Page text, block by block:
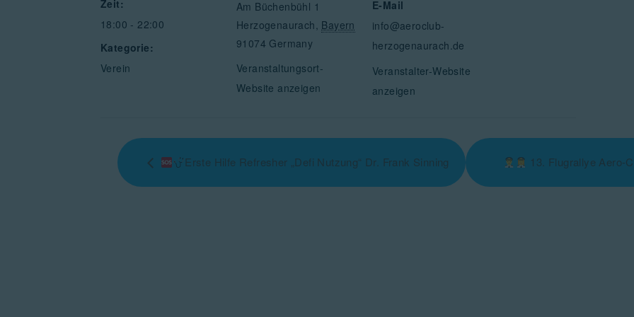
Zeit:
18:00 - 22:00
Kategorie:
Verein
Am Büchenbühl 1
Herzogenaurach Bayern
91074 Germany
Veranstaltungsort-
Website anzeigen
E-Mail
info@aeroclub-
herzogenaurach.de
Veranstalter-Website
anzeigen
Erste Hilfe Refresher „Defi Nutzung“ Dr. Frank Sinning 13. Flugrallye Aero-